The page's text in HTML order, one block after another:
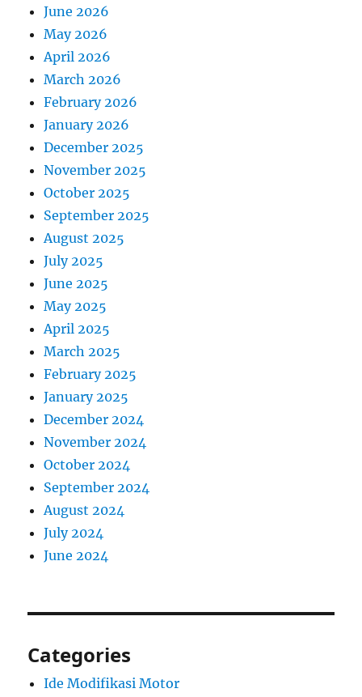
June 2026
May 2026
April 2026
March 2026
February 2026
January 2026
December 2025
November 2025
October 2025
September 2025
August 2025
July 2025
June 2025
May 2025
April 2025
March 2025
February 2025
January 2025
December 2024
November 2024
October 2024
September 2024
August 2024
July 2024
June 2024
Categories
Ide Modifikasi Motor